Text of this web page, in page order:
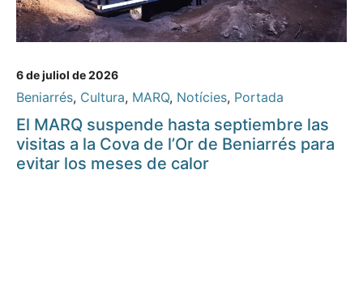
6 de juliol de 2026
Beniarrés, Cultura, MARQ, Notícies, Portada
El MARQ suspende hasta septiembre las
visitas a la Cova de l’Or de Beniarrés para
evitar los meses de calor